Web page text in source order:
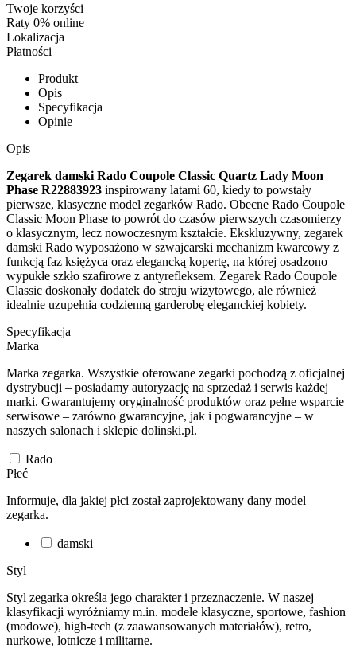
Twoje korzyści
Raty 0% online
Lokalizacja
Płatności
Produkt
Opis
Specyfikacja
Opinie
Opis
Zegarek damski Rado Coupole Classic Quartz Lady Moon
Phase R22883923 inspirowany latami 60, kiedy to powstały
pierwsze, klasyczne model zegarków Rado. Obecne Rado Coupole
Classic Moon Phase to powrót do czasów pierwszych czasomierzy
o klasycznym, lecz nowoczesnym kształcie. Ekskluzywny, zegarek
damski Rado wyposażono w szwajcarski mechanizm kwarcowy z
funkcją faz księżyca oraz elegancką kopertę, na której osadzono
wypukłe szkło szafirowe z antyrefleksem. Zegarek Rado Coupole
Classic doskonały dodatek do stroju wizytowego, ale również
idealnie uzupełnia codzienną garderobę eleganckiej kobiety.
Specyfikacja
Marka
Marka zegarka. Wszystkie oferowane zegarki pochodzą z oficjalnej
dystrybucji – posiadamy autoryzację na sprzedaż i serwis każdej
marki. Gwarantujemy oryginalność produktów oraz pełne wsparcie
serwisowe – zarówno gwarancyjne, jak i pogwarancyjne – w
naszych salonach i sklepie dolinski.pl.
Rado
Płeć
Informuje, dla jakiej płci został zaprojektowany dany model
zegarka.
damski
Styl
Styl zegarka określa jego charakter i przeznaczenie. W naszej
klasyfikacji wyróżniamy m.in. modele klasyczne, sportowe, fashion
(modowe), high-tech (z zaawansowanych materiałów), retro,
nurkowe, lotnicze i militarne.